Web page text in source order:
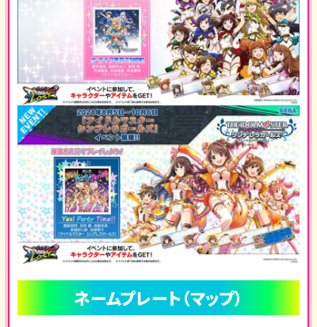
ネームプレート（マップ）